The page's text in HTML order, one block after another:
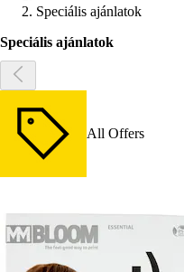
Speciális ajánlatok
Speciális ajánlatok
All Offers